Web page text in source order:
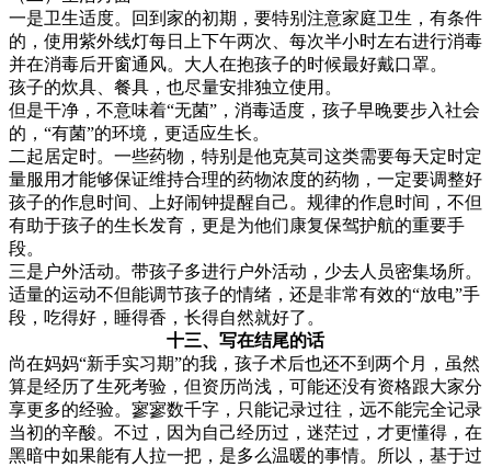
一是卫生适度。回到家的初期，要特别注意家庭卫生，有条件
的，使用紫外线灯每日上下午两次、每次半小时左右进行消毒
并在消毒后开窗通风。大人在抱孩子的时候最好戴口罩。
孩子的炊具、餐具，也尽量安排独立使用。
但是干净，不意味着“无菌”，消毒适度，孩子早晚要步入社会
的，“有菌”的环境，更适应生长。
二起居定时。一些药物，特别是他克莫司这类需要每天定时定
量服用才能够保证维持合理的药物浓度的药物，一定要调整好
孩子的作息时间、上好闹钟提醒自己。规律的作息时间，不但
有助于孩子的生长发育，更是为他们康复保驾护航的重要手
段。
三是户外活动。带孩子多进行户外活动，少去人员密集场所。
适量的运动不但能调节孩子的情绪，还是非常有效的“放电”手
段，吃得好，睡得香，长得自然就好了。
十三、写在结尾的话
尚在妈妈“新手实习期”的我，孩子术后也还不到两个月，虽然
算是经历了生死考验，但资历尚浅，可能还没有资格跟大家分
享更多的经验。寥寥数千字，只能记录过往，远不能完全记录
当初的辛酸。不过，因为自己经历过，迷茫过，才更懂得，在
黑暗中如果能有人拉一把，是多么温暖的事情。所以，基于过